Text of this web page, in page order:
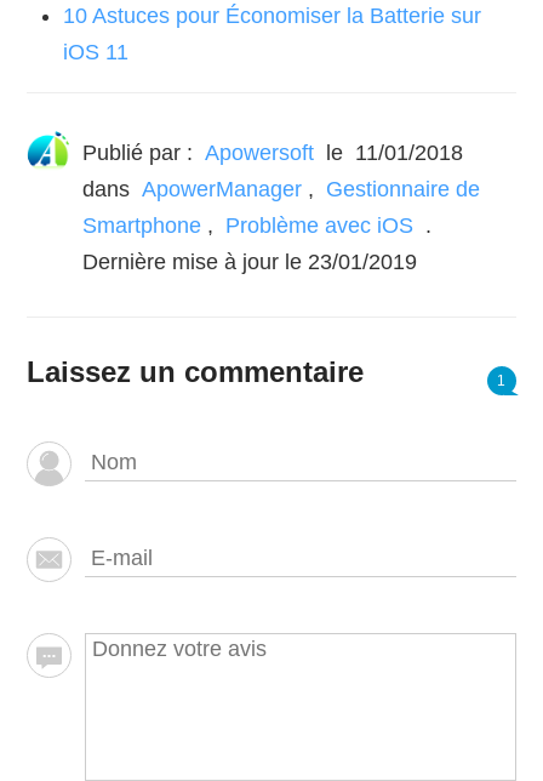
10 Astuces pour Économiser la Batterie sur
iOS 11
Publié par : Apowersoft le 11/01/2018
dans ApowerManager , Gestionnaire de
Smartphone , Problème avec iOS .
Dernière mise à jour le 23/01/2019
Laissez un commentaire 1